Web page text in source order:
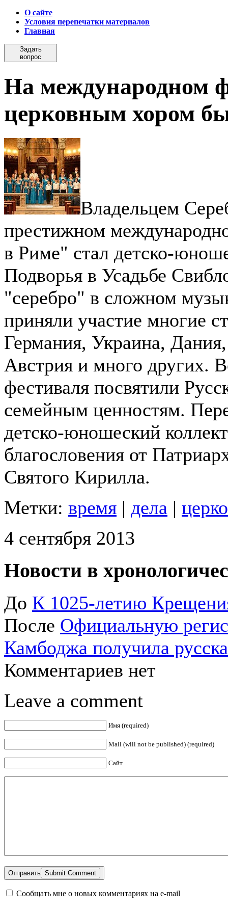
О сайте
Условия перепечатки материалов
Главная
Задать
вопрос
На международном
церковным хором
Владельцем
престижном
в Риме" стал детско-
Подворья в Усадьбе
"серебро" в сложном
приняли участие многие
Германия, Украина,
Австрия и много других.
фестиваля посвятили
семейным ценностям.
детско-юношеский
благословения от
Святого Кирилла.
Метки: время | дела |
4 сентября 2013
Новости в
До К 1025-летию
После Официальную
Камбоджа получила
Комментариев нет
Leave a comment
Имя (required)
Mail (will not be published) (required)
Сайт
Отправить
Сообщать мне о новых комментариях на e-mail